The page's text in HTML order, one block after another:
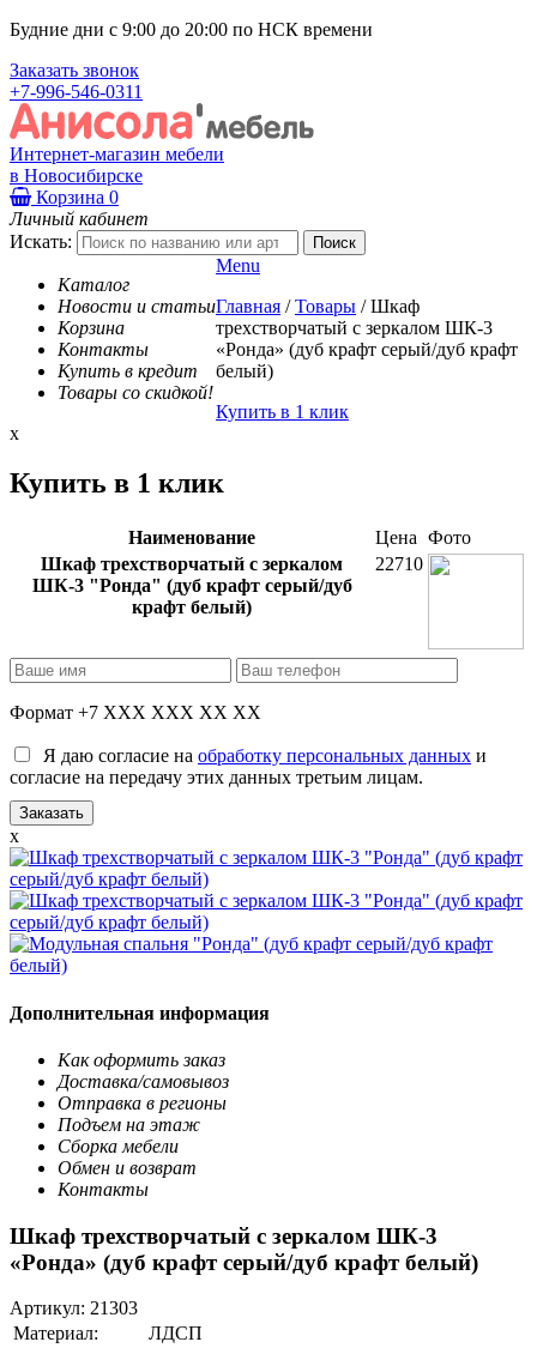
Будние дни с 9:00 до 20:00 по НСК времени
Заказать звонок
+7-996-546-0311
Интернет-магазин мебели
в Новосибирске
Корзина 0
Личный кабинет
Искать:
Каталог
Новости и статьи
Корзина
Контакты
Купить в кредит
Товары со скидкой!
Menu
Главная / Товары / Шкаф
трехстворчатый с зеркалом ШК-3
«Ронда» (дуб крафт серый/дуб крафт
белый)
Купить в 1 клик
x
Купить в 1 клик
Наименование Цена Фото
Шкаф трехстворчатый с зеркалом
ШК-3 "Ронда" (дуб крафт серый/дуб
крафт белый)
22710
Формат +7 XXX XXX XX XX
Я даю согласие на обработку персональных данных и
согласие на передачу этих данных третьим лицам.
x
Дополнительная информация
Как оформить заказ
Доставка/самовывоз
Отправка в регионы
Подъем на этаж
Сборка мебели
Обмен и возврат
Контакты
Шкаф трехстворчатый с зеркалом ШК-3
«Ронда» (дуб крафт серый/дуб крафт белый)
Артикул: 21303
Материал:
ЛДСП